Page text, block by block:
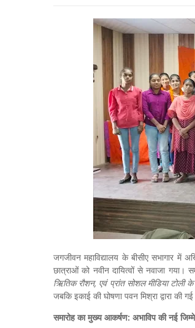
जगजीवन महाविद्यालय के बीसीए सभागार में
छात्राओं को नवीन दायित्वों से नवाजा गया।
ऋितिक रौशन, एवं प्रांत सोशल मीडिया
जबकि इकाई की घोषणा पवन मिश्रा द्वारा की
समारोह का मुख्य आकर्षण: अभाविप की नई